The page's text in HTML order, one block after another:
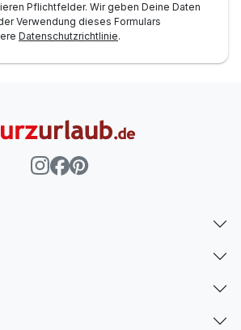
Pflichtfelder. Wir geben Deine Daten
Verwendung dieses Formulars
Datenschutzrichtlinie.